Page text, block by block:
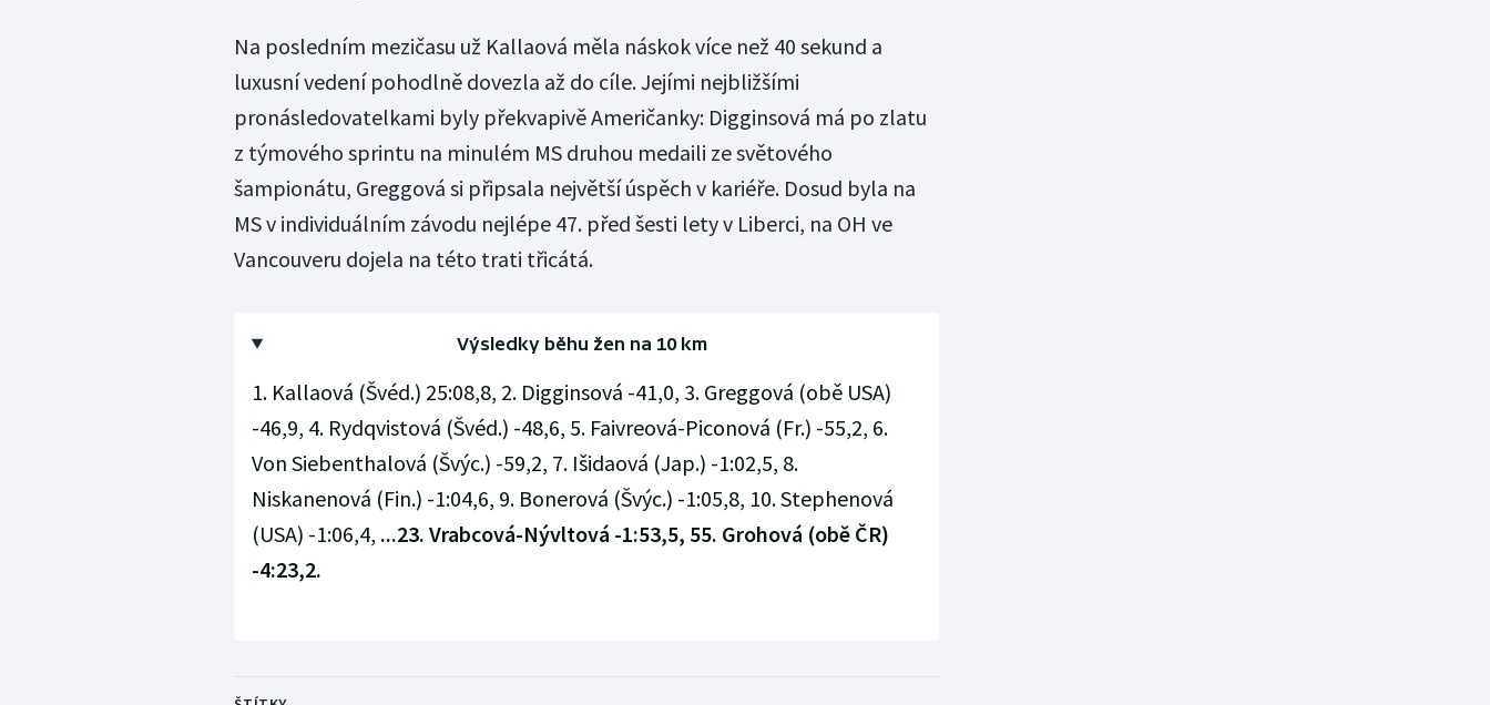
Na posledním mezičasu už Kallaová měla náskok více než 40 sekund a
luxusní vedení pohodlně dovezla až do cíle. Jejími nejbližšími
pronásledovatelkami byly překvapivě Američanky: Digginsová má po zlatu
z týmového sprintu na minulém MS druhou medaili ze světového
šampionátu, Greggová si připsala největší úspěch v kariéře. Dosud byla na
MS v individuálním závodu nejlépe 47. před šesti lety v Liberci, na OH ve
Vancouveru dojela na této trati třicátá.
Výsledky běhu žen na 10 km
1. Kallaová (Švéd.) 25:08,8, 2. Digginsová -41,0, 3. Greggová (obě USA)
-46,9, 4. Rydqvistová (Švéd.) -48,6, 5. Faivreová-Piconová (Fr.) -55,2, 6.
Von Siebenthalová (Švýc.) -59,2, 7. Išidaová (Jap.) -1:02,5, 8.
Niskanenová (Fin.) -1:04,6, 9. Bonerová (Švýc.) -1:05,8, 10. Stephenová
(USA) -1:06,4, ...23. Vrabcová-Nývltová -1:53,5, 55. Grohová (obě ČR)
-4:23,2.